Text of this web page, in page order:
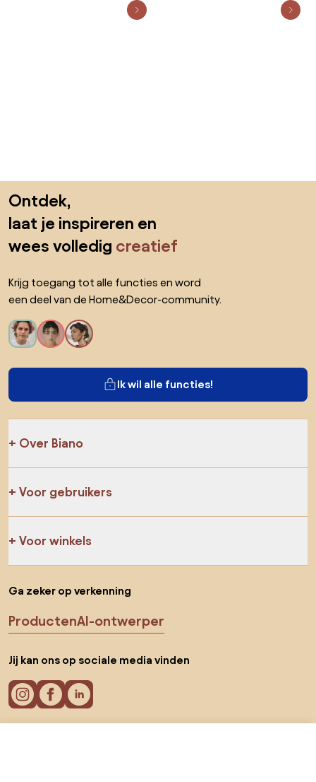
Ontdek,
laat je inspireren en
wees volledig creatief
Krijg toegang tot alle functies en word
een deel van de Home&Decor-community.
Ik wil alle functies!
Over Biano
Voor gebruikers
Voor winkels
Ga zeker op verkenning
ProductenAI-ontwerper
Jij kan ons op sociale media vinden